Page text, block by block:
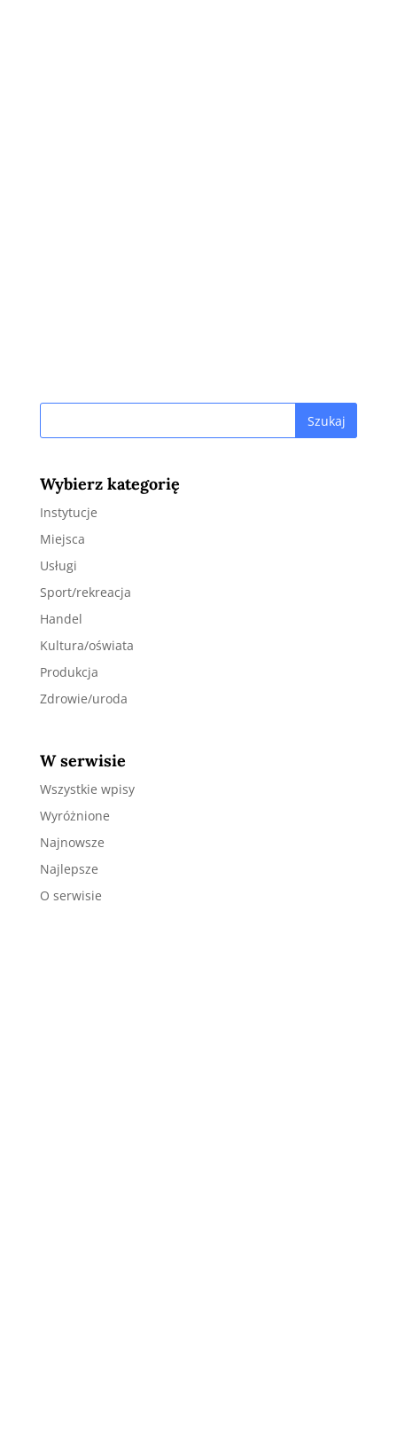
Wybierz kategorię
Instytucje
Miejsca
Usługi
Sport/rekreacja
Handel
Kultura/oświata
Produkcja
Zdrowie/uroda
W serwisie
Wszystkie wpisy
Wyróżnione
Najnowsze
Najlepsze
O serwisie